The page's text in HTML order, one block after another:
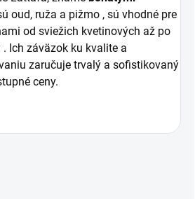
oud, ruža a pižmo , sú vhodné pre
od sviežich kvetinových až po
Ich záväzok ku kvalite a
zaručuje trvalý a sofistikovaný
ceny.